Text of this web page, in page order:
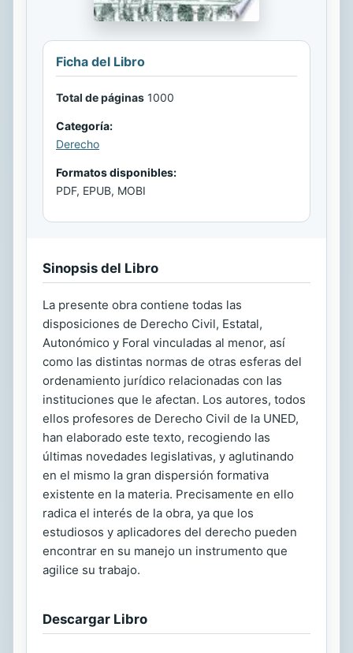
Ficha del Libro
Total de páginas 1000
Categoría:
Derecho
Formatos disponibles:
PDF, EPUB, MOBI
Sinopsis del Libro
La presente obra contiene todas las
disposiciones de Derecho Civil, Estatal,
Autonómico y Foral vinculadas al menor, así
como las distintas normas de otras esferas del
ordenamiento jurídico relacionadas con las
instituciones que le afectan. Los autores, todos
ellos profesores de Derecho Civil de la UNED,
han elaborado este texto, recogiendo las
últimas novedades legislativas, y aglutinando
en el mismo la gran dispersión formativa
existente en la materia. Precisamente en ello
radica el interés de la obra, ya que los
estudiosos y aplicadores del derecho pueden
encontrar en su manejo un instrumento que
agilice su trabajo.
Descargar Libro